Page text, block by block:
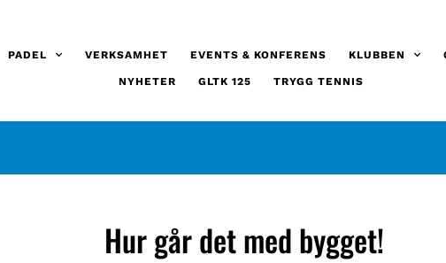
PADEL VERKSAMHET EVENTS & KONFERENS KLUBBEN
NYHETER GLTK 125 TRYGG TENNIS
Hur går det med bygget!